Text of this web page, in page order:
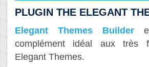
PLUGIN THE ELEGANT
Elegant Themes Builder
complément idéal aux très
Elegant Themes.